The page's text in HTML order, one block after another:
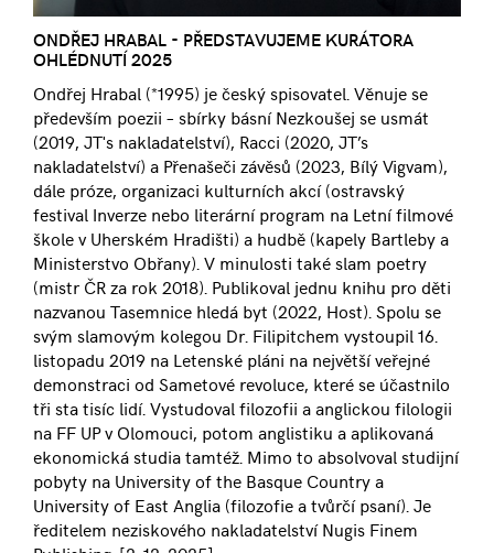
ONDŘEJ HRABAL - PŘEDSTAVUJEME KURÁTORA
OHLÉDNUTÍ 2025
Ondřej Hrabal (*1995) je český spisovatel. Věnuje se
především poezii – sbírky básní Nezkoušej se usmát
(2019, JT's nakladatelství), Racci (2020, JT’s
nakladatelství) a Přenašeči závěsů (2023, Bílý Vigvam),
dále próze, organizaci kulturních akcí (ostravský
festival Inverze nebo literární program na Letní filmové
škole v Uherském Hradišti) a hudbě (kapely Bartleby a
Ministerstvo Obřany). V minulosti také slam poetry
(mistr ČR za rok 2018). Publikoval jednu knihu pro děti
nazvanou Tasemnice hledá byt (2022, Host). Spolu se
svým slamovým kolegou Dr. Filipitchem vystoupil 16.
listopadu 2019 na Letenské pláni na největší veřejné
demonstraci od Sametové revoluce, které se účastnilo
tři sta tisíc lidí. Vystudoval filozofii a anglickou filologii
na FF UP v Olomouci, potom anglistiku a aplikovaná
ekonomická studia tamtéž. Mimo to absolvoval studijní
pobyty na University of the Basque Country a
University of East Anglia (filozofie a tvůrčí psaní). Je
ředitelem neziskového nakladatelství Nugis Finem